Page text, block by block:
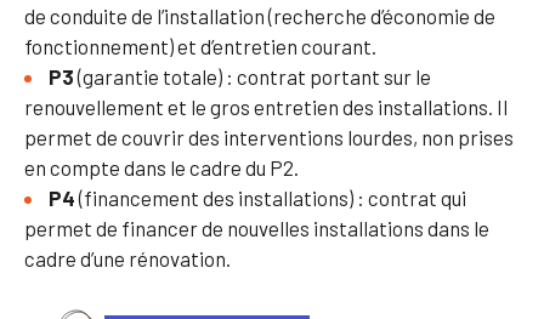
de conduite de l’installation (recherche d’économie de
fonctionnement) et d’entretien courant.
P3(garantie totale) : contrat portant sur le
renouvellement et le gros entretien des installations. Il
permet de couvrir des interventions lourdes, non prises
en compte dans le cadre du P2.
P4(financement des installations) : contrat qui
permet de financer de nouvelles installations dans le
cadre d’une rénovation.